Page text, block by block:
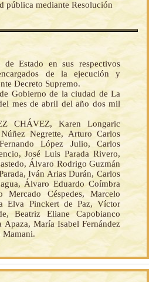
pública mediante Resolución
de Estado en sus respectivos
de la ejecución y
Decreto Supremo.
Gobierno de la ciudad de La
mes de abril del año dos mil
CHÁVEZ, Karen Longaric
Negrette, Arturo Carlos
López Julio, Carlos
José Luis Parada Rivero,
Álvaro Rodrigo Guzmán
Iván Arias Durán, Carlos
Álvaro Eduardo Coímbra
Mercado Céspedes, Marcelo
Elva Pinckert de Paz, Víctor
Beatriz Eliane Capobianco
Apaza, María Isabel Fernández
Mamani.